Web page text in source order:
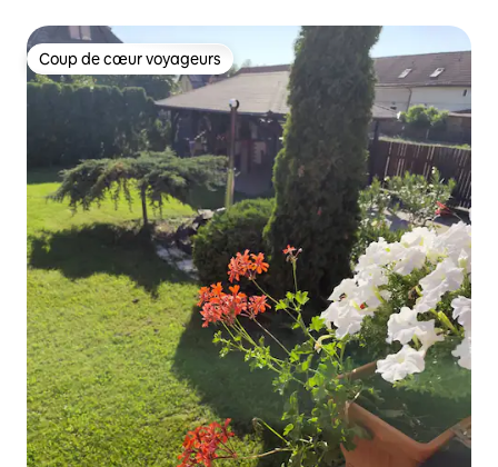
Coup de cœur voyageurs
Coup de cœur voyageurs